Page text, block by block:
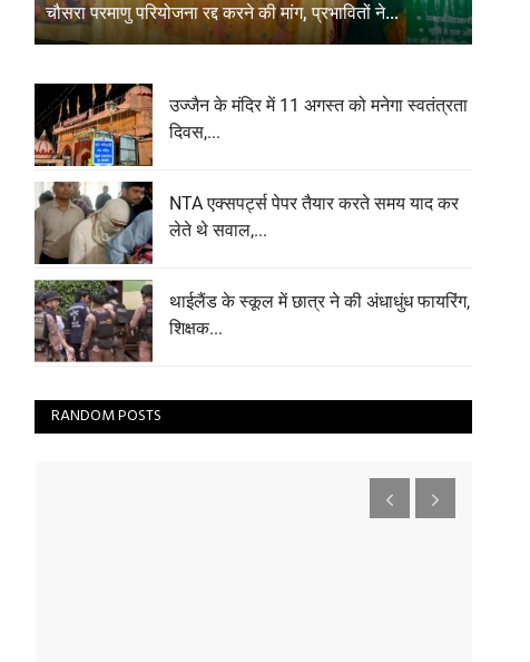
चौसरा परमाणु परियोजना रद्द करने की मांग, प्रभावितों ने...
उज्जैन के मंदिर में 11 अगस्त को मनेगा स्वतंत्रता
दिवस,...
NTA एक्सपर्ट्स पेपर तैयार करते समय याद कर
लेते थे सवाल,...
थाईलैंड के स्कूल में छात्र ने की अंधाधुंध फायरिंग,
शिक्षक...
RANDOM POSTS